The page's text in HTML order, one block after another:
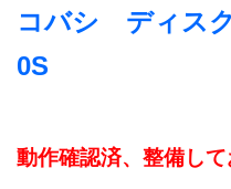
コバシ ディス
0S
動作確認済、整備し